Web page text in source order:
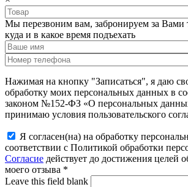
Мы перезвоним вам, забронируем за Вами
куда и в какое время подъехать
Нажимая на кнопку "Записаться", я даю
обработку моих персональных данных в
законом №152-ФЗ «О персональных
принимаю условия пользовательского
Я согласен(на) на обработку
соответствии с Политикой обработки
Согласие действует до достижения целей
моего отзыва *
Leave this field blank